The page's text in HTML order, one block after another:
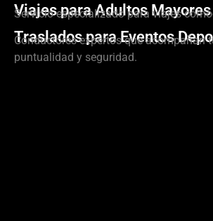
Viajes para Adultos Mayores
Servicio especializado para viajes
Traslados para Eventos
Conductores expertos que acompañan
puntualidad y seguridad.